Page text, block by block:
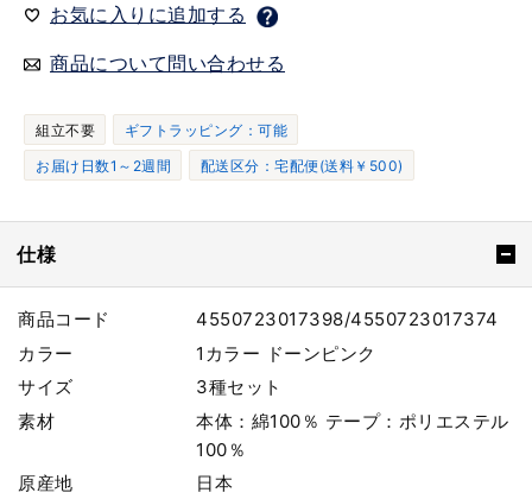
お気に入りに追加する
商品について問い合わせる
組立不要
ギフトラッピング：可能
お届け日数1～2週間
配送区分：宅配便(送料￥500)
仕様
商品コード
4550723017398/4550723017374
カラー
1カラー ドーンピンク
サイズ
3種セット
素材
本体：綿100％ テープ：ポリエステル
100％
原産地
日本